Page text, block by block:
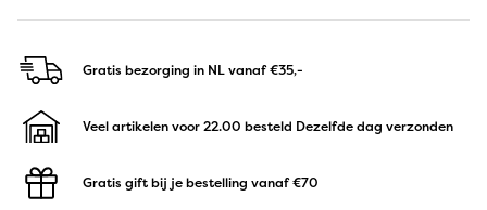
Gratis bezorging in NLvanaf €35,-
Veel artikelen voor 22.00 besteld Dezelfde dag verzonden
Gratis gift bij je bestelling vanaf €70